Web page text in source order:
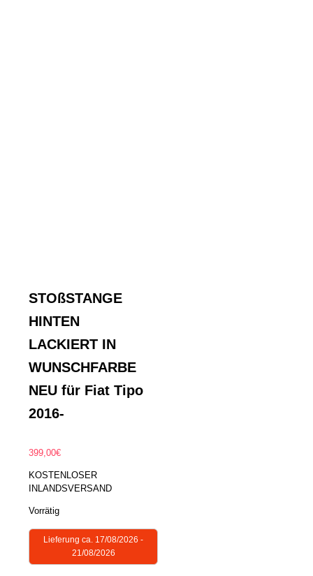
STOßSTANGE
HINTEN
LACKIERT IN
WUNSCHFARBE
NEU für Fiat Tipo
2016-
399,00€
KOSTENLOSER
INLANDSVERSAND
Vorrätig
Lieferung ca. 17/08/2026 -
21/08/2026